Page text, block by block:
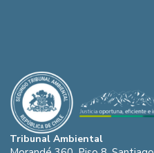
Tribunal Ambiental